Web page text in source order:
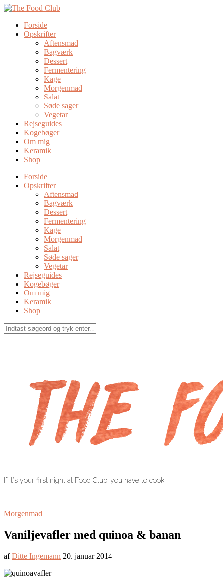
Forside
Opskrifter
Aftensmad
Bagværk
Dessert
Fermentering
Kage
Morgenmad
Salat
Søde sager
Vegetar
Rejseguides
Kogebøger
Om mig
Keramik
Shop
Forside
Opskrifter
Aftensmad
Bagværk
Dessert
Fermentering
Kage
Morgenmad
Salat
Søde sager
Vegetar
Rejseguides
Kogebøger
Om mig
Keramik
Shop
If it's your first night at Food Club, you have to cook!
Morgenmad
Vaniljevafler med quinoa & banan
afDitte Ingemann 20. januar 2014